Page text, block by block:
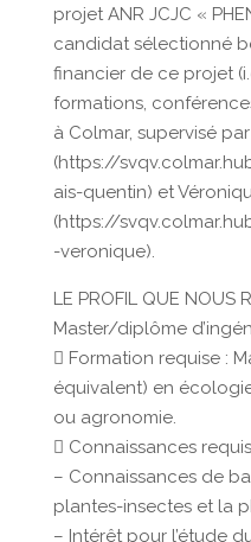
projet ANR JCJC «
candidat sélectionné
financier de ce projet
formations,
à Colmar, supervisé
(https://
ais-quentin) et
(https://
-veronique).
LE PROFIL QUE NOUS
Master/diplôme
 Formation requise :
équivalent) en
ou agronomie.
 Connaissances
– Connaissances de
plantes-insectes et la
– Intérêt pour l’étude